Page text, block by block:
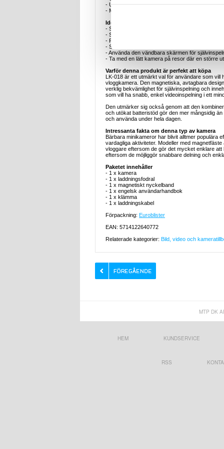
- USB-C-laddningsgränssnitt för bekväm
- Mått: 67 x 53 x 42 mm
Idealiska användningsexempel
- Spela in vloggar medan du promenerar, reser
- Spela in cykling, skridskoåkning eller
- Filma dagliga rutiner, tutorials eller bakom
- Skapa time-lapse- eller slow motion-klipp för
- Använda den vändbara skärmen för
- Ta med en lätt kamera på resor där en större
Varför denna produkt är perfekt att köpa
LK-018 är ett utmärkt val för användare som vill
vloggkamera. Den magnetiska, avtagbara
verklig bekvämlighet för självinspelning och
som vill ha snabb, enkel videoinspelning i ett
Den utmärker sig också genom att den
och utökat batteristöd gör den mer mångsidig
och använda under hela dagen.
Intressanta fakta om denna typ av kamera
Bärbara minikameror har blivit alltmer populära
vardagliga aktiviteter. Modeller med
vloggare eftersom de gör det mycket enklare
eftersom de möjliggör snabbare delning och
Paketet innehåller
- 1 x kamera
- 1 x laddningsfodral
- 1 x magnetiskt nyckelband
- 1 x engelsk användarhandbok
- 1 x klämma
- 1 x laddningskabel
Förpackning: Euroblister
EAN: 5714122640772
Relaterade kategorier: Bild, video och
MTP DK
HEM KUNDSERVICE
RSS